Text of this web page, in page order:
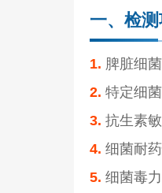
一、检测
1. 脾脏细
2. 特定细
3. 抗生素
4. 细菌耐
5. 细菌毒